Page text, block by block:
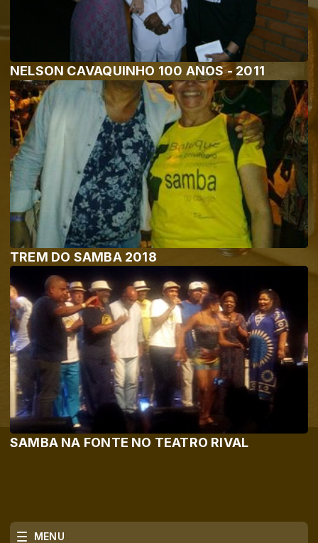
NELSON CAVAQUINHO 100 ANOS - 2011
TREM DO SAMBA 2018
SAMBA NA FONTE NO TEATRO RIVAL
MENU